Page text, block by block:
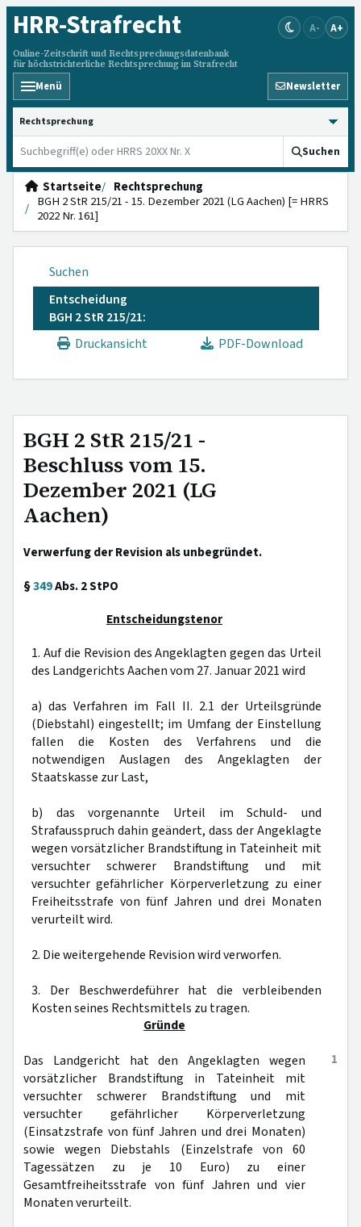
HRR-Strafrecht
Online-Zeitschrift und Rechtsprechungsdatenbank
für höchstrichterliche Rechtsprechung im Strafrecht
A- A+
Menü Newsletter
HRRS durchsuchen
Suchen
Startseite
Rechtsprechung
BGH 2 StR 215/21 - 15. Dezember 2021 (LG Aachen) [= HRRS
2022 Nr. 161]
Suchen
Entscheidung
BGH 2 StR 215/21:
Druckansicht
PDF-Download
BGH 2 StR 215/21 -
Beschluss vom 15.
Dezember 2021 (LG
Aachen)
Verwerfung der Revision als unbegründet.
§349Abs. 2 StPO
Entscheidungstenor
1. Auf die Revision des Angeklagten gegen das Urteil
des Landgerichts Aachen vom 27. Januar 2021 wird
a) das Verfahren im Fall II. 2.1 der Urteilsgründe
(Diebstahl) eingestellt; im Umfang der Einstellung
fallen die Kosten des Verfahrens und die
notwendigen Auslagen des Angeklagten der
Staatskasse zur Last,
b) das vorgenannte Urteil im Schuld- und
Strafausspruch dahin geändert, dass der Angeklagte
wegen vorsätzlicher Brandstiftung in Tateinheit mit
versuchter schwerer Brandstiftung und mit
versuchter gefährlicher Körperverletzung zu einer
Freiheitsstrafe von fünf Jahren und drei Monaten
verurteilt wird.
2. Die weitergehende Revision wird verworfen.
3. Der Beschwerdeführer hat die verbleibenden
Kosten seines Rechtsmittels zu tragen.
Gründe
1
Das Landgericht hat den Angeklagten wegen
vorsätzlicher Brandstiftung in Tateinheit mit
versuchter schwerer Brandstiftung und mit
versuchter gefährlicher Körperverletzung
(Einsatzstrafe von fünf Jahren und drei Monaten)
sowie wegen Diebstahls (Einzelstrafe von 60
Tagessätzen zu je 10 Euro) zu einer
Gesamtfreiheitsstrafe von fünf Jahren und vier
Monaten verurteilt.